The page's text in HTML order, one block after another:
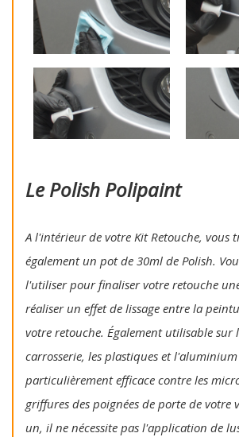
Le Polish Polipaint
A l'intérieur de votre Kit Retouche, vous
également un pot de 30ml de Polish.
l'utiliser pour finaliser votre retouche
réaliser un effet de lissage entre la
votre retouche. Également utilisable sur
carrosserie, les plastiques et
particulièrement efficace contre les
griffures des poignées de porte de votre
un, il ne nécessite pas l'application de